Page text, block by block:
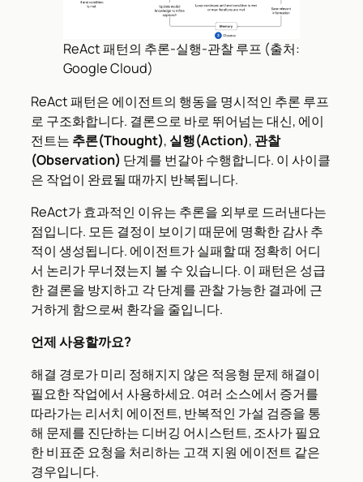
ReAct 패턴의 추론-실행-관찰 루프 (출처:
Google Cloud)
ReAct 패턴은 에이전트의 행동을 명시적인 추론 루프
로 구조화합니다. 결론으로 바로 뛰어넘는 대신, 에이
전트는 추론(Thought), 실행(Action), 관찰
(Observation) 단계를 번갈아 수행합니다. 이 사이클
은 작업이 완료될 때까지 반복됩니다.
ReAct가 효과적인 이유는 추론을 외부로 드러낸다는
점입니다. 모든 결정이 보이기 때문에 명확한 감사 추
적이 생성됩니다. 에이전트가 실패할 때 정확히 어디
서 논리가 무너졌는지 볼 수 있습니다. 이 패턴은 성급
한 결론을 방지하고 각 단계를 관찰 가능한 결과에 근
거하게 함으로써 환각을 줄입니다.
언제 사용할까요?
해결 경로가 미리 정해지지 않은 적응형 문제 해결이
필요한 작업에서 사용하세요. 여러 소스에서 증거를
따라가는 리서치 에이전트, 반복적인 가설 검증을 통
해 문제를 진단하는 디버깅 어시스턴트, 조사가 필요
한 비표준 요청을 처리하는 고객 지원 에이전트 같은
경우입니다.